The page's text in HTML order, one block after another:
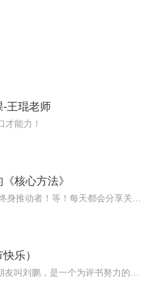
-王琨老师
才能力！
核心方法》
乐）